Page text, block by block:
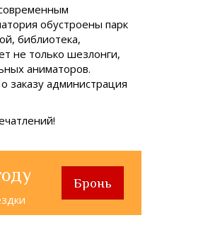
обустроены парк
библиотека,
не только шезлонги,
аниматоров.
заказу администрация
Бронь